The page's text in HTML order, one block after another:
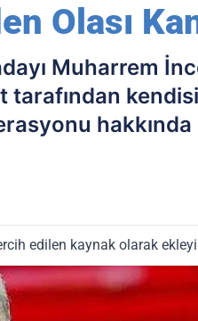
Olası
Muharrem
tarafından
edilen kaynak olarak